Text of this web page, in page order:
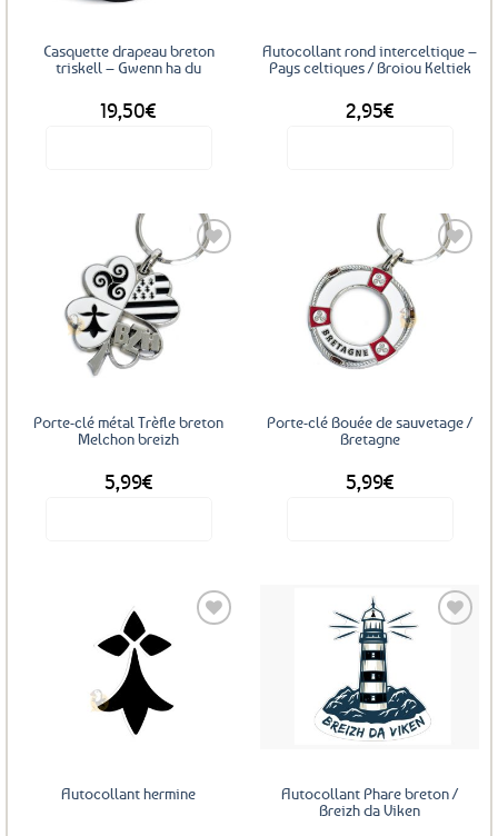
Casquette drapeau breton
triskell – Gwenn ha du
19,50€
Autocollant rond interceltique –
Pays celtiques / Broiou Keltiek
2,95€
Porte-clé métal Trèfle breton
Melchon breizh
5,99€
Porte-clé Bouée de sauvetage /
Bretagne
5,99€
Autocollant hermine
Autocollant Phare breton /
Breizh da Viken